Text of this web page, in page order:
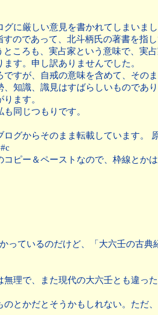
に厳しい意見を書かれてしまいまし
のであって、北斗柄氏の著書を指
ころも、実占家という意味で、
す。申し訳ありませんでした。
すが、自戒の意味を含めて、そのま
知識、識見はすばらしいものであ
ます。
同じつもりです。
グからそのまま転載しています。
ピー＆ペーストなので、枠線とかは
っているのだけど、「大六壬の古
無理で、また現代の大六壬とも違
とかだとそうかもしれない。ただ